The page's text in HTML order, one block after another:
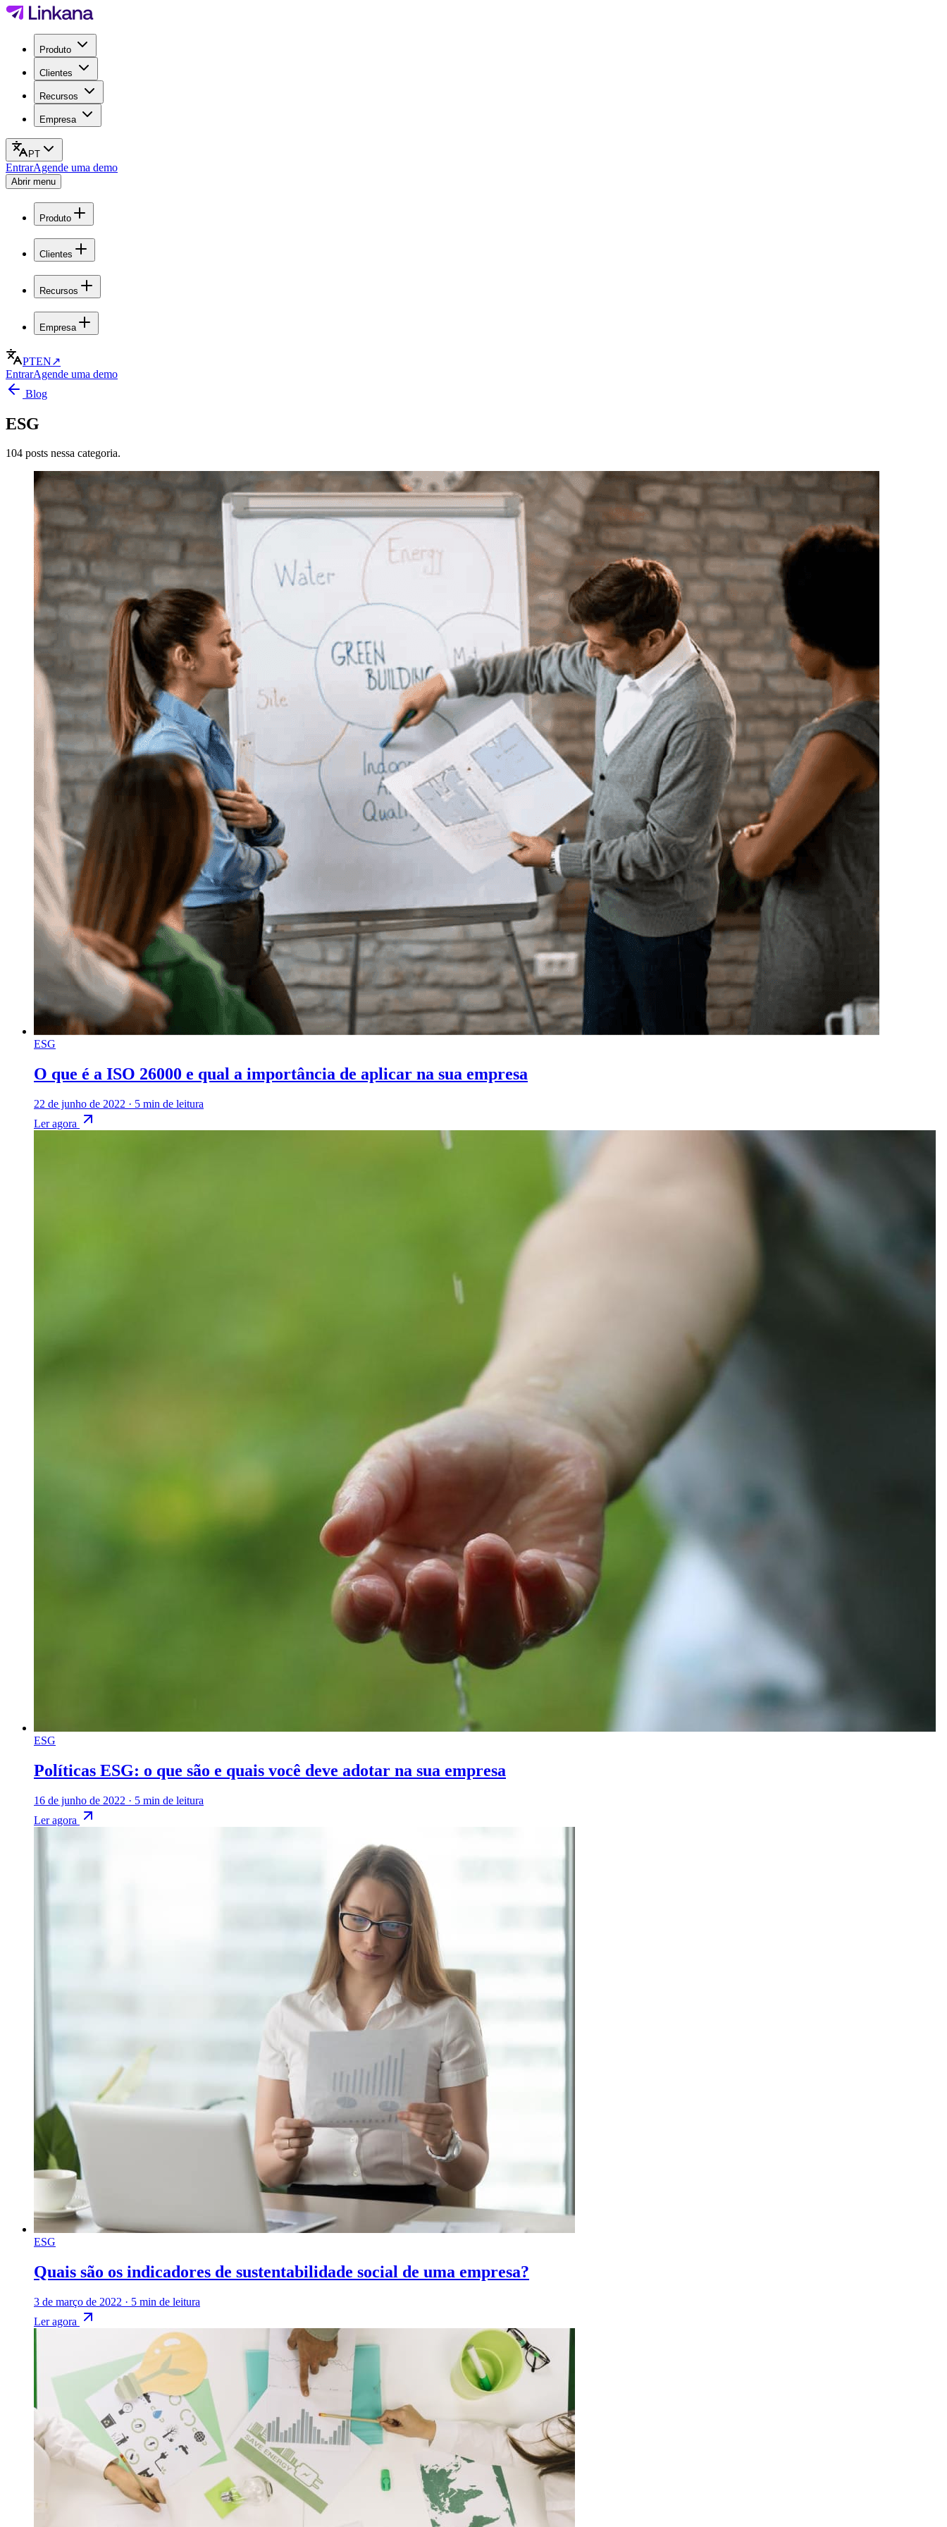
Produto
Clientes
Recursos
Empresa
PT
EntrarAgende uma demo
Abrir menu
Produto
Clientes
Recursos
Empresa
PTEN↗
EntrarAgende uma demo
Blog
ESG
104 posts nessa categoria.
ESG
O que é a ISO 26000 e qual a importância de aplicar na sua empresa
22 de junho de 2022 · 5 min de leitura
Ler agora
ESG
Políticas ESG: o que são e quais você deve adotar na sua empresa
16 de junho de 2022 · 5 min de leitura
Ler agora
ESG
Quais são os indicadores de sustentabilidade social de uma empresa?
3 de março de 2022 · 5 min de leitura
Ler agora